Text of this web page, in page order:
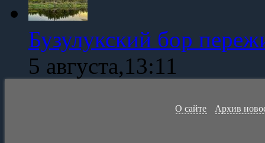
Бузулукский бор
5 августа,13:11
О сайте Архив